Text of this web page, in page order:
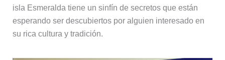
isla Esmeralda tiene un sinfín de secretos que están
esperando ser descubiertos por alguien interesado en
su rica cultura y tradición.